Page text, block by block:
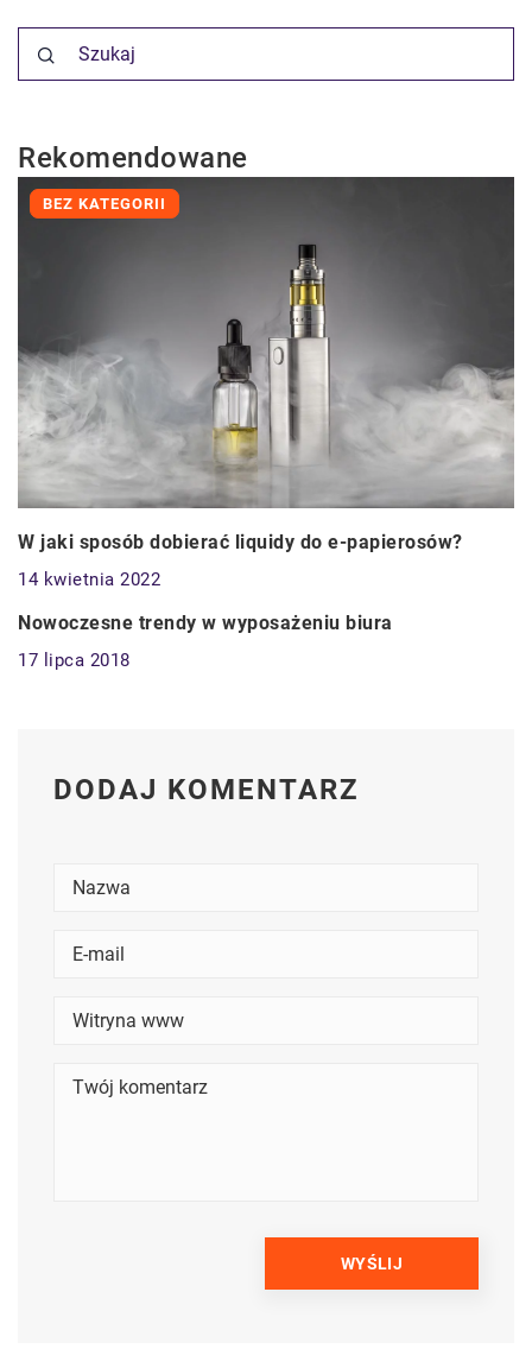
Rekomendowane
BEZ KATEGORII
W jaki sposób dobierać liquidy do e-papierosów?
14 kwietnia 2022
BIZNES I USŁUGI
Nowoczesne trendy w wyposażeniu biura
17 lipca 2018
DODAJ KOMENTARZ